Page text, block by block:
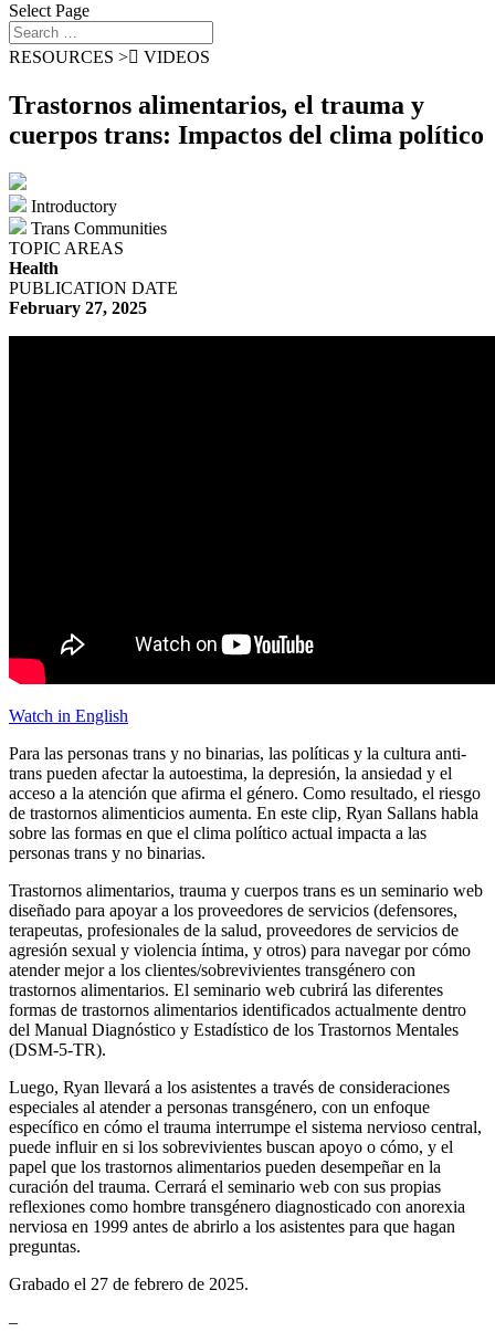
Select Page
RESOURCES > VIDEOS
Trastornos alimentarios, el trauma y
cuerpos trans: Impactos del clima político
Introductory
Trans Communities
TOPIC AREAS
Health
PUBLICATION DATE
February 27, 2025
Watch in English
Para las personas trans y no binarias, las políticas y la cultura anti-
trans pueden afectar la autoestima, la depresión, la ansiedad y el
acceso a la atención que afirma el género. Como resultado, el riesgo
de trastornos alimenticios aumenta. En este clip, Ryan Sallans habla
sobre las formas en que el clima político actual impacta a las
personas trans y no binarias.
Trastornos alimentarios, trauma y cuerpos trans es un seminario web
diseñado para apoyar a los proveedores de servicios (defensores,
terapeutas, profesionales de la salud, proveedores de servicios de
agresión sexual y violencia íntima, y otros) para navegar por cómo
atender mejor a los clientes/sobrevivientes transgénero con
trastornos alimentarios. El seminario web cubrirá las diferentes
formas de trastornos alimentarios identificados actualmente dentro
del Manual Diagnóstico y Estadístico de los Trastornos Mentales
(DSM-5-TR).
Luego, Ryan llevará a los asistentes a través de consideraciones
especiales al atender a personas transgénero, con un enfoque
específico en cómo el trauma interrumpe el sistema nervioso central,
puede influir en si los sobrevivientes buscan apoyo o cómo, y el
papel que los trastornos alimentarios pueden desempeñar en la
curación del trauma. Cerrará el seminario web con sus propias
reflexiones como hombre transgénero diagnosticado con anorexia
nerviosa en 1999 antes de abrirlo a los asistentes para que hagan
preguntas.
Grabado el 27 de febrero de 2025.
–